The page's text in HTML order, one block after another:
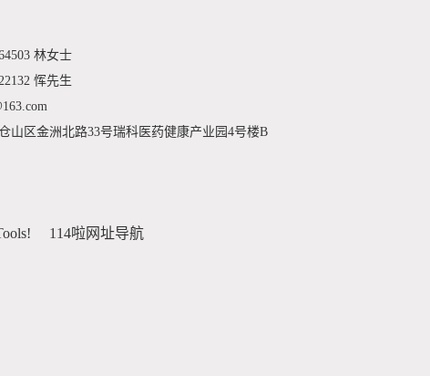
林女士
恽先生
山区金洲北路33号瑞科医药健康产业园4号楼B
114啦网址导航